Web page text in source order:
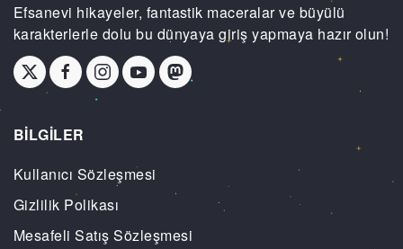
Efsanevi hikayeler, fantastik maceralar ve büyülü
karakterlerle dolu bu dünyaya giriş yapmaya hazır olun!
BİLGİLER
Kullanıcı Sözleşmesi
Gizlilik Polikası
Mesafeli Satış Sözleşmesi